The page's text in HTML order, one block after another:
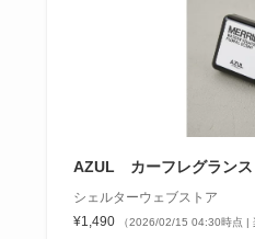
AZUL カーフレグランス
シェルターウェブストア
¥1,490
（2026/02/15 04:30時点 |